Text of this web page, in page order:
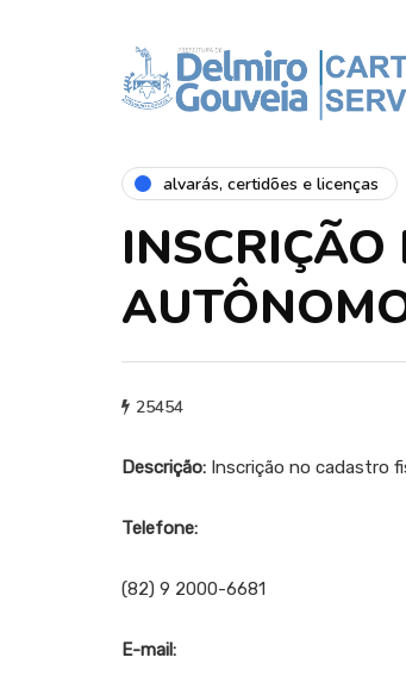
alvarás, certidões e licenças
25454
Descrição: Inscrição no cadastro
Telefone:
(82) 9 2000-6681
E-mail: